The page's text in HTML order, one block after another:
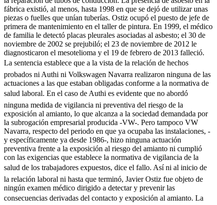
fábrica existió, al menos, hasta 1998 en que se dejó de utilizar unas
piezas o fuelles que unían tuberías. Ostiz ocupó el puesto de jefe de
primera de mantenimiento en el taller de pintura. En 1999, el médico
de familia le detectó placas pleurales asociadas al asbesto; el 30 de
noviembre de 2002 se prejubiló; el 23 de noviembre de 2012 le
diagnosticaron el mesotelioma y el 19 de febrero de 2013 falleció.
La sentencia establece que a la vista de la relación de hechos
probados ni Authi ni Volkswagen Navarra realizaron ninguna de las
actuaciones a las que estaban obligadas conforme a la normativa de
salud laboral. En el caso de Authi es evidente que no abordó
ninguna medida de vigilancia ni preventiva del riesgo de la
exposición al amianto, lo que alcanza a la sociedad demandada por
la subrogación empresarial producida -VW-. Pero tampoco VW
Navarra, respecto del periodo en que ya ocupaba las instalaciones, -
y específicamente ya desde 1986-, hizo ninguna actuación
preventiva frente a la exposición al riesgo del amianto ni cumplió
con las exigencias que establece la normativa de vigilancia de la
salud de los trabajadores expuestos, dice el fallo. Así ni al inicio de
la relación laboral ni hasta que terminó, Javier Ostiz fue objeto de
ningún examen médico dirigido a detectar y prevenir las
consecuencias derivadas del contacto y exposición al amianto. La